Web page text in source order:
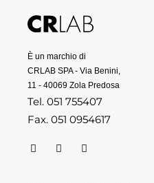
È un marchio di
CRLAB SPA - Via Benini,
11 - 40069 Zola Predosa
Tel. 051 755407
Fax. 051 0954617